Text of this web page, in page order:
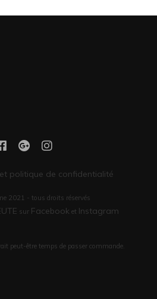
politique de confidentialité
2021 - tous droits réservés
sur Facebook et Instagram
peut-être temps de passer commande.